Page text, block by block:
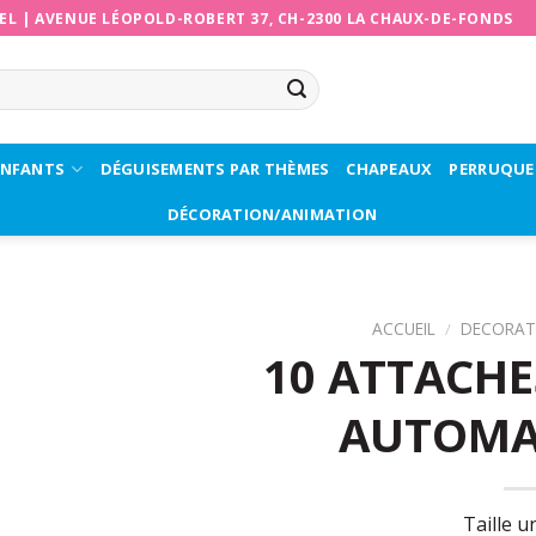
|AVENUE LÉOPOLD-ROBERT 37, CH-2300 LA CHAUX-DE-FONDS
DÉGUISEMENTS PAR THÈMES CHAPEAUX
DÉCORATION/ANIMATION
ACCUEIL /
10
Taille